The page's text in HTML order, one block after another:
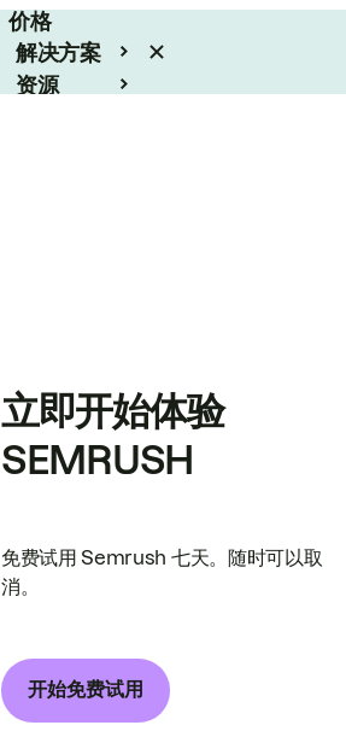
价格
解决方案
资源
立即开始体验
SEMRUSH
免费试用 Semrush 七天。随时可以取
消。
开始免费试用